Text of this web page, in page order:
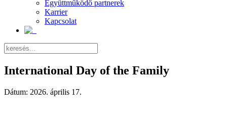
Együttműködő partnerek
Karrier
Kapcsolat
International Day of the Family
Dátum: 2026. április 17.